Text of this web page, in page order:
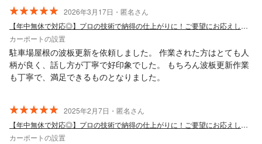
2026年3月17日・匿名さん
【年中無休で対応◎】プロの技術で納得の仕上がりに！ご要望にお応えします！
カーポートの設置
駐車場屋根の波板更新を依頼しました。 作業された方はとても人
柄が良く、話し方が丁寧で好印象でした。 もちろん波板更新作業
も丁寧で、満足できるものとなりました。
2025年2月7日・匿名さん
【年中無休で対応◎】プロの技術で納得の仕上がりに！ご要望にお応えします！
カーポートの設置